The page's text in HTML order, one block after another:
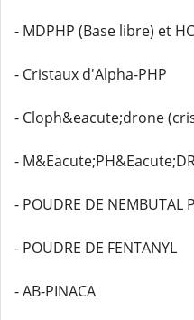
- MDPHP (Base libre) et
- Cristaux d'Alpha-PHP
- Cloph&eacute;drone
-
- POUDRE DE NEMBUTAL
- POUDRE DE FENTANYL
- AB-PINACA